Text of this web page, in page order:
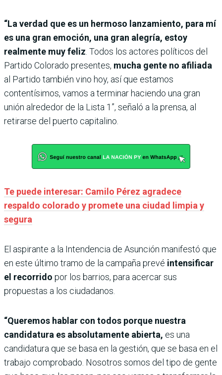
“La verdad que es un hermoso lanzamiento, para mí
es una gran emoción, una gran alegría, estoy
realmente muy feliz . Todos los actores políticos del
Partido Colorado presentes, mucha gente no afiliada
al Partido también vino hoy, así que estamos
contentísimos, vamos a terminar haciendo una gran
unión alrededor de la Lista 1”, señaló a la prensa, al
retirarse del puerto capitalino.
Te puede interesar: Camilo Pérez agradece
respaldo colorado y promete una ciudad limpia y
segura
El aspirante a la Intendencia de Asunción manifestó que
en este último tramo de la campaña prevé intensificar
el recorrido por los barrios, para acercar sus
propuestas a los ciudadanos.
“Queremos hablar con todos porque nuestra
candidatura es absolutamente abierta, es una
candidatura que se basa en la gestión, que se basa en el
trabajo comprobado. Nosotros somos del tipo de gente